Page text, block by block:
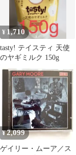
¥ 1,710
tasty! テイスティ 天使
のヤギミルク 150g
¥2,099
ゲイリー・ムーア／ス